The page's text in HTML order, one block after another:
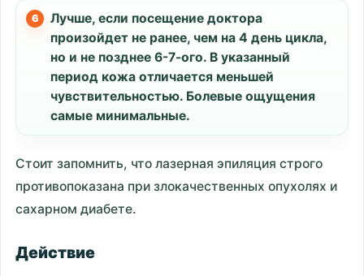
Лучше, если посещение доктора
произойдет не ранее, чем на 4 день цикла,
но и не позднее 6-7-ого. В указанный
период кожа отличается меньшей
чувствительностью. Болевые ощущения
самые минимальные.
Стоит запомнить, что лазерная эпиляция строго
противопоказана при злокачественных опухолях и
сахарном диабете.
Действие